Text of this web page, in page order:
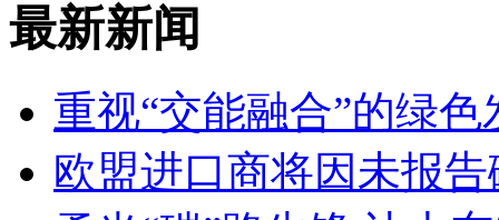
最新新闻
重视“交能融合”的绿色
欧盟进口商将因未报